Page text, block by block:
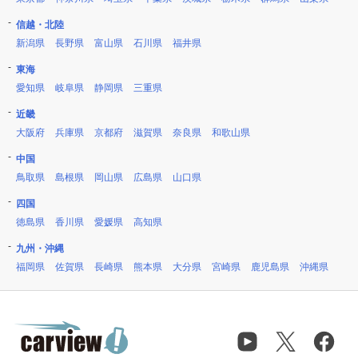
信越・北陸
新潟県
長野県 富山県 石川県 福井県
東海
愛知県
岐阜県 静岡県 三重県
近畿
大阪府
兵庫県 京都府 滋賀県 奈良県 和歌山県
中国
鳥取県
島根県 岡山県 広島県 山口県
四国
徳島県
香川県 愛媛県 高知県
九州・沖縄
福岡県
佐賀県 長崎県 熊本県 大分県 宮崎県 鹿児島県 沖縄県